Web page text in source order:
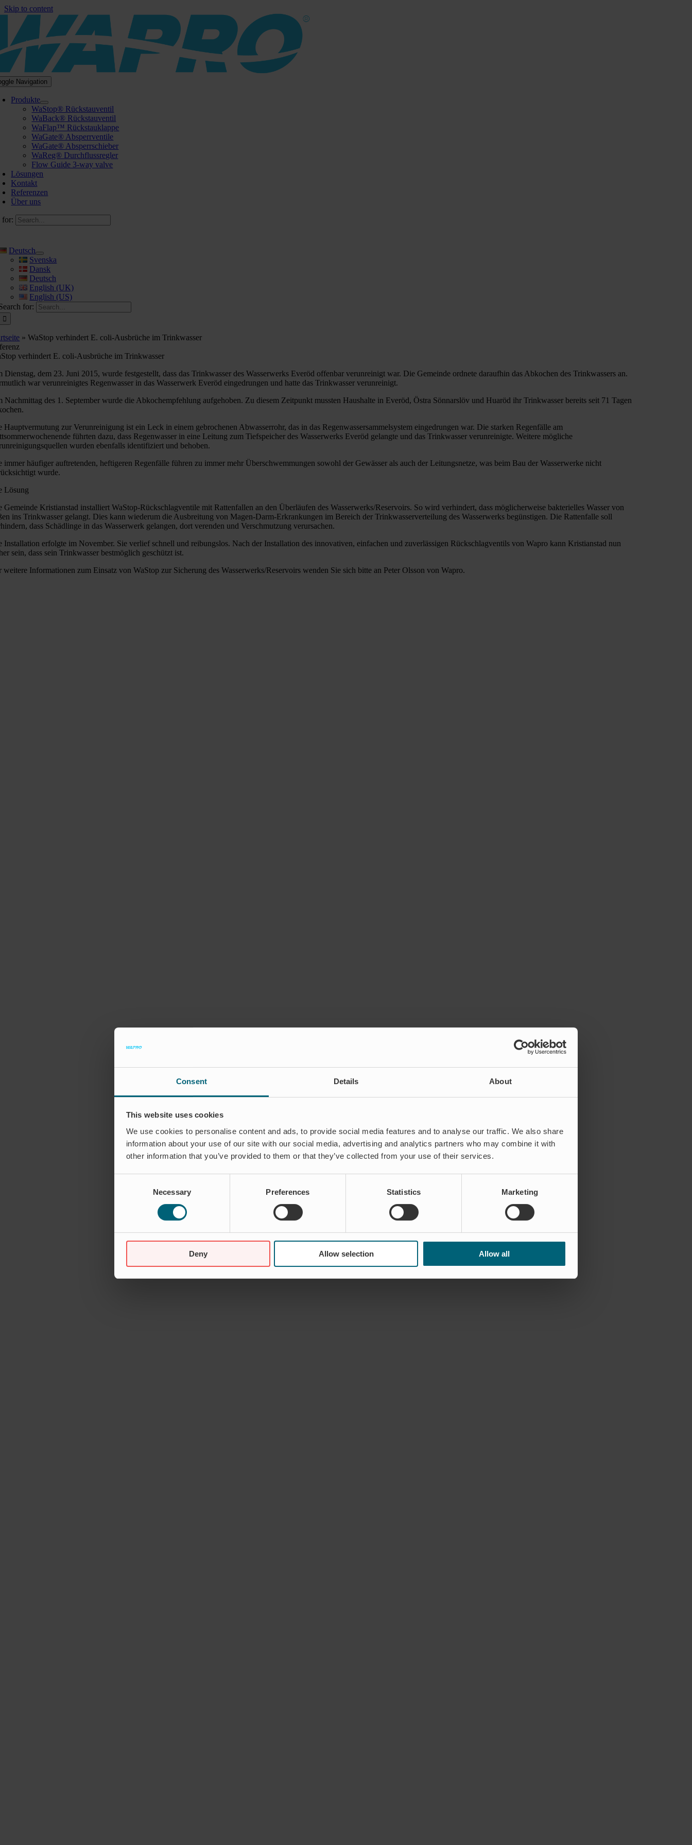
Consent Details About
This website uses cookies
We use cookies to personalise content and ads, to provide social media features and to analyse our traffic. We also share
information about your use of our site with our social media, advertising and analytics partners who may combine it with
other information that you’ve provided to them or that they’ve collected from your use of their services.
Necessary Preferences Statistics Marketing
Deny Allow selection Allow all
Skip to content
Navigation
Produkte
WaStop® Rückstauventil
WaBack® Rückstauventil
WaFlap™ Rückstauklappe
WaGate® Absperrventile
WaGate® Absperrschieber
WaReg® Durchflussregler
Flow Guide 3-way valve
Lösungen
Kontakt
Referenzen
Über uns
for:
Deutsch
Svenska
Dansk
Deutsch
English (UK)
English (US)
for:
»WaStop verhindert E. coli-Ausbrüche im Trinkwasser
verhindert E. coli-Ausbrüche im Trinkwasser
Dienstag, dem 23. Juni 2015, wurde festgestellt, dass das Trinkwasser des Wasserwerks Everöd offenbar verunreinigt war. Die Gemeinde ordnete daraufhin das Abkochen des Trinkwassers an.
war verunreinigtes Regenwasser in das Wasserwerk Everöd eingedrungen und hatte das Trinkwasser verunreinigt.
Nachmittag des 1. September wurde die Abkochempfehlung aufgehoben. Zu diesem Zeitpunkt mussten Haushalte in Everöd, Östra Sönnarslöv und Huaröd ihr Trinkwasser bereits seit 71 Tagen
Hauptvermutung zur Verunreinigung ist ein Leck in einem gebrochenen Abwasserrohr, das in das Regenwassersammelsystem eingedrungen war. Die starken Regenfälle am
führten dazu, dass Regenwasser in eine Leitung zum Tiefspeicher des Wasserwerks Everöd gelangte und das Trinkwasser verunreinigte. Weitere mögliche
wurden ebenfalls identifiziert und behoben.
immer häufiger auftretenden, heftigeren Regenfälle führen zu immer mehr Überschwemmungen sowohl der Gewässer als auch der Leitungsnetze, was beim Bau der Wasserwerke nicht
wurde.
Lösung
Gemeinde Kristianstad installiert WaStop-Rückschlagventile mit Rattenfallen an den Überläufen des Wasserwerks/Reservoirs. So wird verhindert, dass möglicherweise bakterielles Wasser von
ins Trinkwasser gelangt. Dies kann wiederum die Ausbreitung von Magen-Darm-Erkrankungen im Bereich der Trinkwasserverteilung des Wasserwerks begünstigen. Die Rattenfalle soll
dass Schädlinge in das Wasserwerk gelangen, dort verenden und Verschmutzung verursachen.
Installation erfolgte im November. Sie verlief schnell und reibungslos. Nach der Installation des innovativen, einfachen und zuverlässigen Rückschlagventils von Wapro kann Kristianstad nun
sein, dass sein Trinkwasser bestmöglich geschützt ist.
weitere Informationen zum Einsatz von WaStop zur Sicherung des Wasserwerks/Reservoirs wenden Sie sich bitte an Peter Olsson von Wapro.